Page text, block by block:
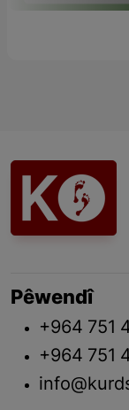
Pêwendî
+964 751
+964 751